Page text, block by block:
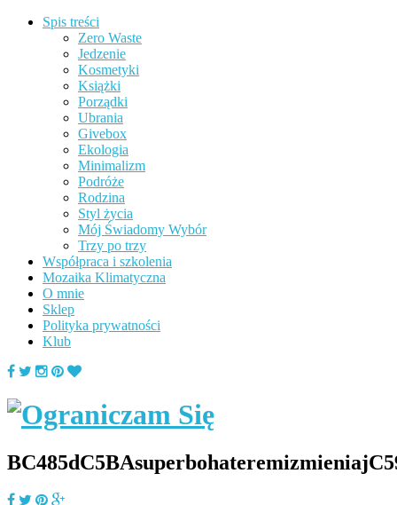
Spis treści
Zero Waste
Jedzenie
Kosmetyki
Książki
Porządki
Ubrania
Givebox
Ekologia
Minimalizm
Podróże
Rodzina
Styl życia
Mój Świadomy Wybór
Trzy po trzy
Współpraca i szkolenia
Mozaika Klimatyczna
O mnie
Sklep
Polityka prywatności
Klub